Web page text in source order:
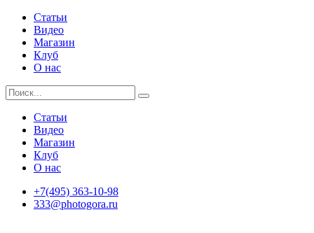
Статьи
Видео
Магазин
Клуб
О нас
Статьи
Видео
Магазин
Клуб
О нас
+7(495) 363-10-98
333@photogora.ru